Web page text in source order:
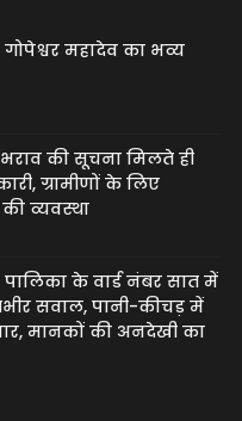
महादेव का भव्य
की सूचना मिलते ही
ग्रामीणों के लिए
व्यवस्था
के वार्ड नंबर सात में
सवाल, पानी-कीचड़ में
मानकों की अनदेखी का